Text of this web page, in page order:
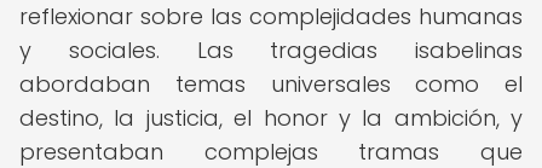
reflexionar sobre las complejidades humanas
y sociales. Las tragedias isabelinas
abordaban temas universales como el
destino, la justicia, el honor y la ambición, y
presentaban complejas tramas que